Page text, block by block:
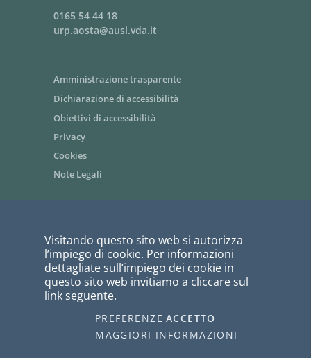
0165 54 44 18
urp.aosta@ausl.vda.it
Amministrazione trasparente
Dichiarazione di accessibilità
Obiettivi di accessibilità
Privacy
Cookies
Note Legali
Siti tematici - link utili
Informazioni per i fornitori
Bandi di gara
PagoPA
webmaster@ausl.vda.it
Visitando questo sito web si autorizza
l’impiego di cookie. Per informazioni
dettagliate sull’impiego dei cookie in
questo sito web invitiamo a cliccare sul
link seguente.
PREFERENZE ACCETTO
MAGGIORI INFORMAZIONI